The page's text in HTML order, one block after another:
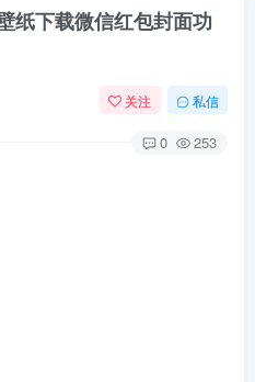
纸下载微信红包封面功
关注 私信
0 253